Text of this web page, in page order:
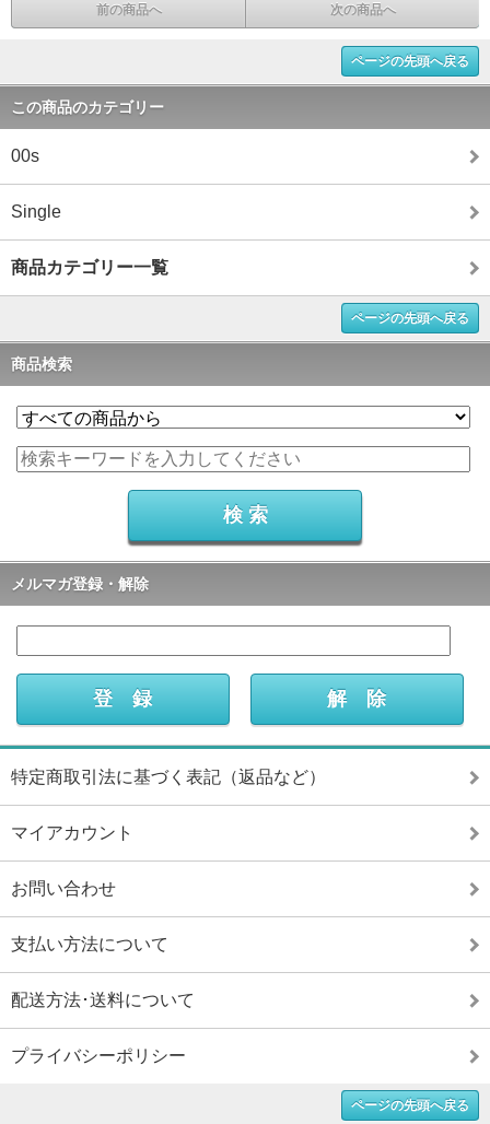
前の商品へ 次の商品へ
ページの先頭へ戻る
この商品のカテゴリー
00s
Single
商品カテゴリー一覧
ページの先頭へ戻る
商品検索
メルマガ登録・解除
特定商取引法に基づく表記（返品など）
マイアカウント
お問い合わせ
支払い方法について
配送方法･送料について
プライバシーポリシー
ページの先頭へ戻る